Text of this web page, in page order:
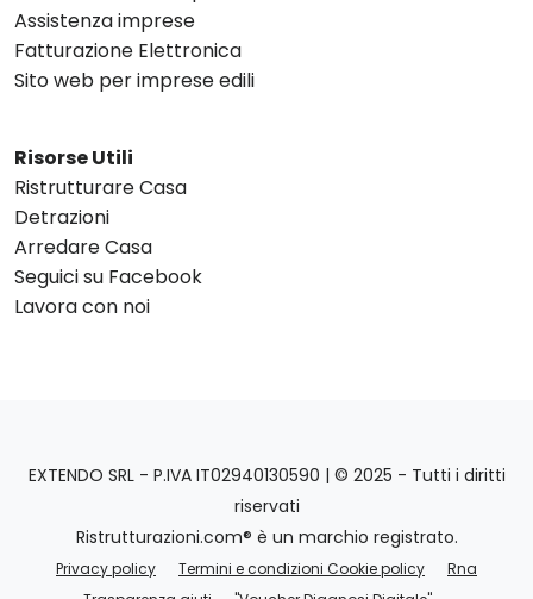
Assistenza imprese
Fatturazione Elettronica
Sito web per imprese edili
Risorse Utili
Ristrutturare Casa
Detrazioni
Arredare Casa
Seguici su Facebook
Lavora con noi
EXTENDO SRL - P.IVA IT02940130590 | © 2025 - Tutti i diritti
riservati
Ristrutturazioni.com® è un marchio registrato.
Privacy policy Termini e condizioni Cookie policy
Rna